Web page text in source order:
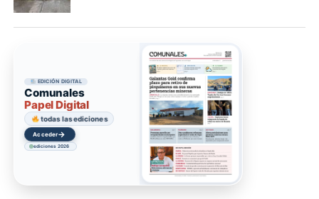
EDICIÓN DIGITAL
Comunales
Papel Digital
todas las ediciones
Acceder→
ediciones 2026